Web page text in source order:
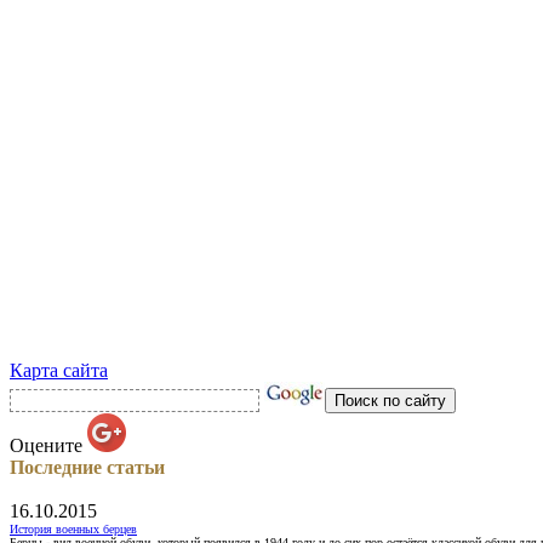
Карта сайта
Оцените
Последние статьи
16.10.2015
История военных берцев